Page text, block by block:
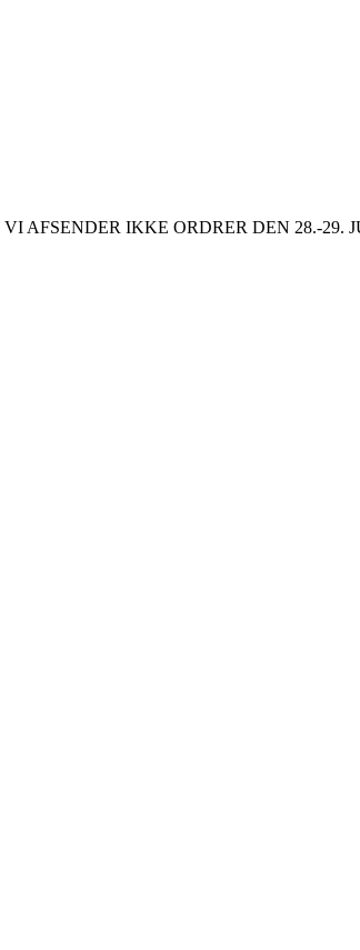
AFSENDER IKKE ORDRER DEN 28.-29.